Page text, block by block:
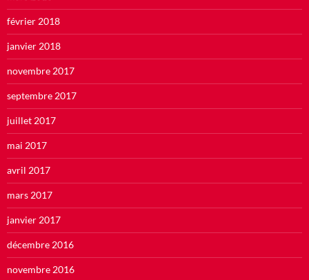
février 2018
janvier 2018
novembre 2017
septembre 2017
juillet 2017
mai 2017
avril 2017
mars 2017
janvier 2017
décembre 2016
novembre 2016